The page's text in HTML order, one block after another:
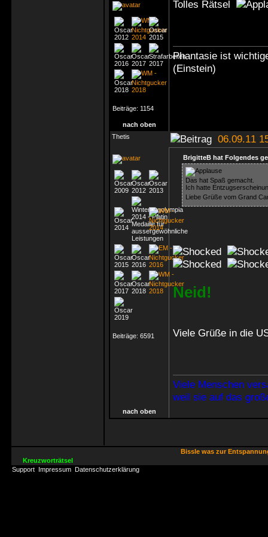
Beiträge: 1154
Tolles Rätsel
Phantasie ist
(Einstein)
nach oben
Thetis
06.09.11
Beiträge: 6591
BrigitteB hat Folgendes
Das hat Spaß gemacht.
Ich hatte
Liebe Grüße vom Grand
Neid!
Viele Grüße in die
Viele Menschen
weil sie auf das
nach oben
Bissle was zur
Kreuzworträtsel
Support Impressum Datenschutzerklärung